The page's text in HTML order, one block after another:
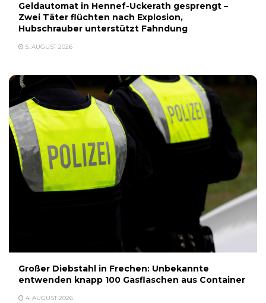
Geldautomat in Hennef-Uckerath gesprengt –
Zwei Täter flüchten nach Explosion,
Hubschrauber unterstützt Fahndung
5. AUGUST 2026
Großer Diebstahl in Frechen: Unbekannte
entwenden knapp 100 Gasflaschen aus Container
4. AUGUST 2026